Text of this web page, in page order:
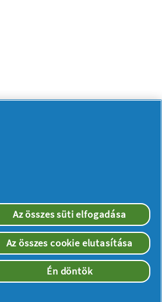
Az összes süti elfogadása
Az összes cookie elutasítása
Én döntök